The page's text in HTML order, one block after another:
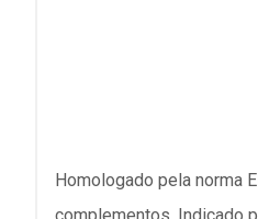
Homologado pela norma